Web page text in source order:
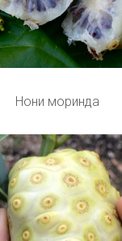
Нони моринда